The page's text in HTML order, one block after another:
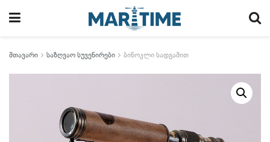
მთავარი საზღვაო სუვენირები ბინოკლი სადგამით